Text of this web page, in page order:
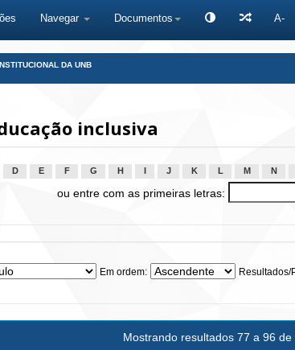
Navegar Documentos A-
DA UNB
inclusiva
D E F G H J K L M N
ou entre com as primeiras letras:
Em ordem: Resultados/
Mostrando resultados 77 a 96 de